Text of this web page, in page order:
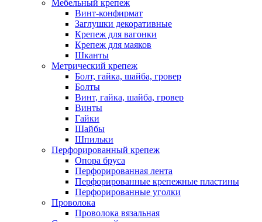
Мебельный крепеж
Винт-конфирмат
Заглушки декоративные
Крепеж для вагонки
Крепеж для маяков
Шканты
Метрический крепеж
Болт, гайка, шайба, гровер
Болты
Винт, гайка, шайба, гровер
Винты
Гайки
Шайбы
Шпильки
Перфорированный крепеж
Опора бруса
Перфорированная лента
Перфорированные крепежные пластины
Перфорированные уголки
Проволока
Проволока вязальная